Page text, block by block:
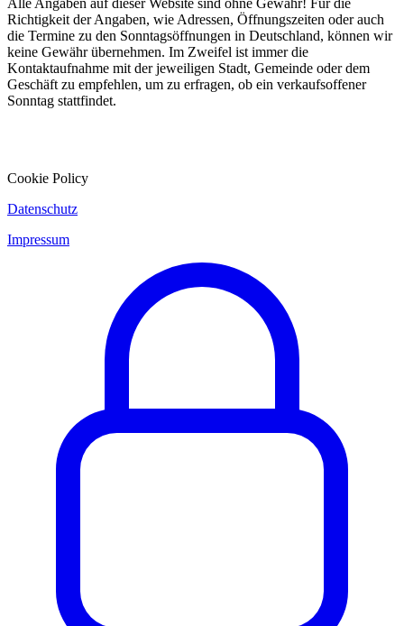
Alle Angaben auf dieser Website sind ohne Gewähr! Für die
Richtigkeit der Angaben, wie Adressen, Öffnungszeiten oder auch
die Termine zu den Sonntagsöffnungen in Deutschland, können wir
keine Gewähr übernehmen. Im Zweifel ist immer die
Kontaktaufnahme mit der jeweiligen Stadt, Gemeinde oder dem
Geschäft zu empfehlen, um zu erfragen, ob ein verkaufsoffener
Sonntag stattfindet.
Cookie Policy
Datenschutz
Impressum